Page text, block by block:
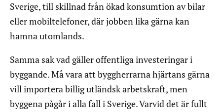
Sverige, till skillnad från ökad konsumtion av bilar
eller mobiltelefoner, där jobben lika gärna kan
hamna utomlands.
Samma sak vad gäller offentliga investeringar i
byggande. Må vara att byggherrarna hjärtans gärna
vill importera billig utländsk arbetskraft, men
byggena pågår i alla fall i Sverige. Varvid det är fullt